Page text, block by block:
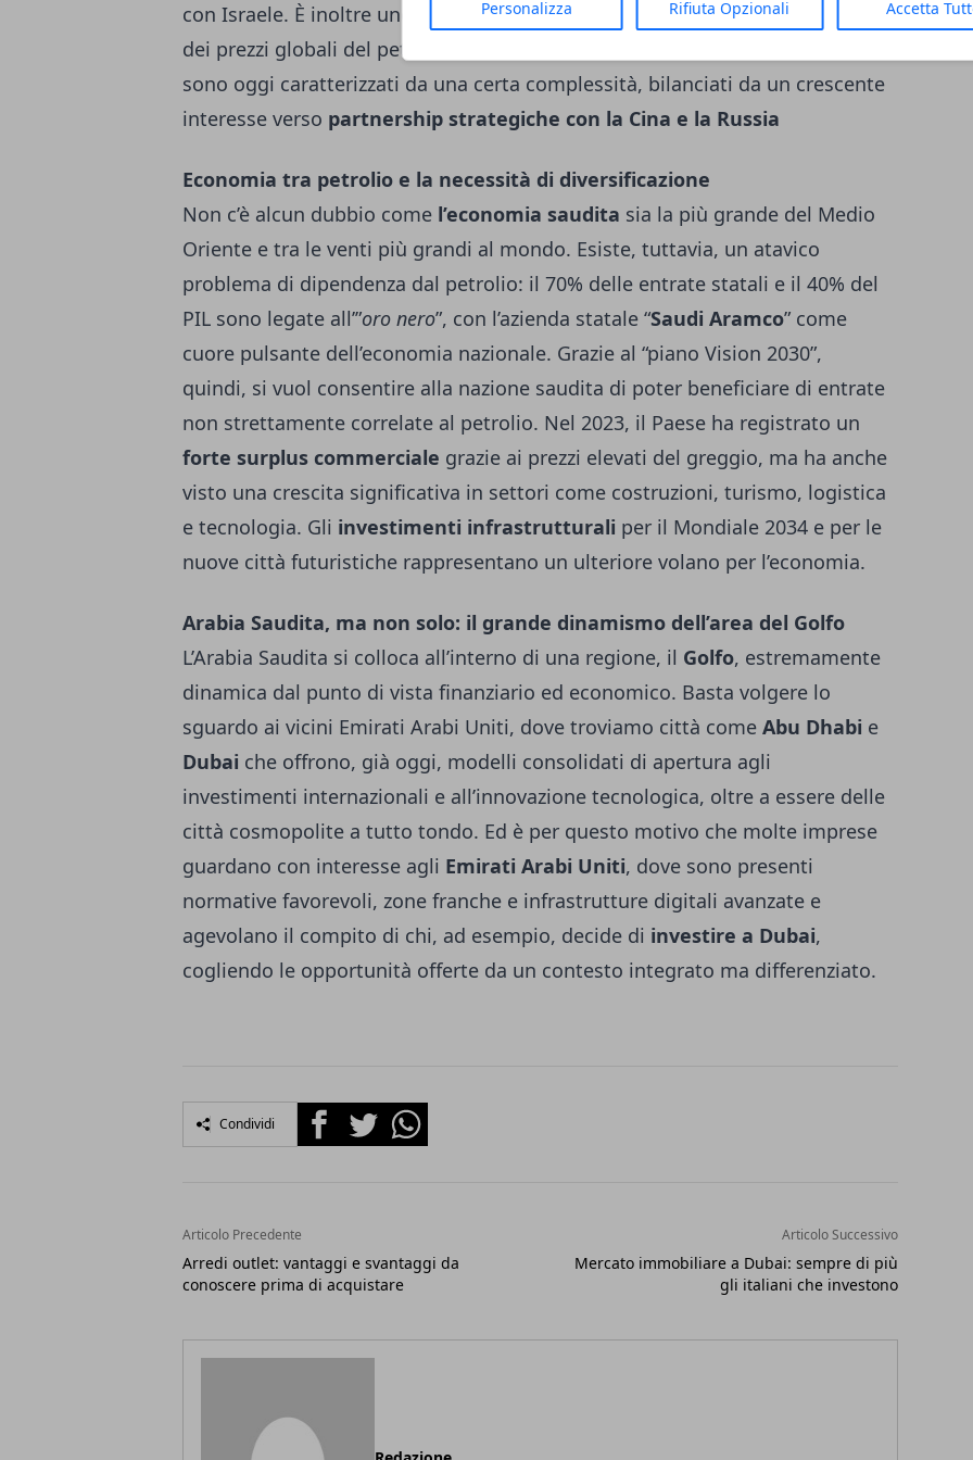
Personalizza Rifiuta Opzionali Accetta
con Israele. È inoltre uno dei principali attori nell’OPEC+ e nella regolazione
dei prezzi globali del petrolio. I rapporti con gli Stati Uniti, da sempre solidi,
sono oggi caratterizzati da una certa complessità, bilanciati da un crescente
interesse verso partnership strategiche con la Cina e la Russia
Economia tra petrolio e la necessità di diversificazione
Non c’è alcun dubbio come l’economia saudita sia la più grande del Medio
Oriente e tra le venti più grandi al mondo. Esiste, tuttavia, un atavico
problema di dipendenza dal petrolio: il 70% delle entrate statali e il 40% del
PIL sono legate all’”oro nero”, con l’azienda statale “Saudi Aramco” come
cuore pulsante dell’economia nazionale. Grazie al “piano Vision 2030”,
quindi, si vuol consentire alla nazione saudita di poter beneficiare di entrate
non strettamente correlate al petrolio. Nel 2023, il Paese ha registrato un
forte surplus commerciale grazie ai prezzi elevati del greggio, ma ha anche
visto una crescita significativa in settori come costruzioni, turismo, logistica
e tecnologia. Gli investimenti infrastrutturali per il Mondiale 2034 e per le
nuove città futuristiche rappresentano un ulteriore volano per l’economia.
Arabia Saudita, ma non solo: il grande dinamismo dell’area del Golfo
L’Arabia Saudita si colloca all’interno di una regione, il Golfo, estremamente
dinamica dal punto di vista finanziario ed economico. Basta volgere lo
sguardo ai vicini Emirati Arabi Uniti, dove troviamo città come Abu Dhabi e
Dubai che offrono, già oggi, modelli consolidati di apertura agli
investimenti internazionali e all’innovazione tecnologica, oltre a essere delle
città cosmopolite a tutto tondo. Ed è per questo motivo che molte imprese
guardano con interesse agli Emirati Arabi Uniti, dove sono presenti
normative favorevoli, zone franche e infrastrutture digitali avanzate e
agevolano il compito di chi, ad esempio, decide di investire a Dubai,
cogliendo le opportunità offerte da un contesto integrato ma differenziato.
Condividi FacebookTwitterWhatsapp
Articolo Precedente
Arredi outlet: vantaggi e svantaggi da
conoscere prima di acquistare
Articolo Successivo
Mercato immobiliare a Dubai: sempre di più
gli italiani che investono